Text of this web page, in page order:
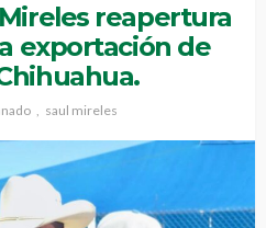
reapertura
exportación de
saul mireles